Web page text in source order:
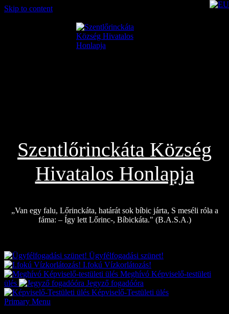
Skip to content
Szentlőrinckáta Község
Hivatalos Honlapja
„Van egy falu, Lőrinckáta, határát sok bíbic járta, S meséli róla a
fáma: – Így lett Lőrinc-, Bíbickáta." (B.A.S.A.)
Ügyfélfogadási szünet!
I.fokú Vízkorlátozás!
Meghívó Képviselő-testületi
ülés
Jegyző fogadóóra
Képviselő-Testületi ülés
Primary Menu